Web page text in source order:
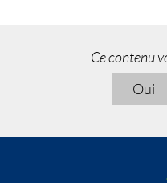
Ce contenu
Oui